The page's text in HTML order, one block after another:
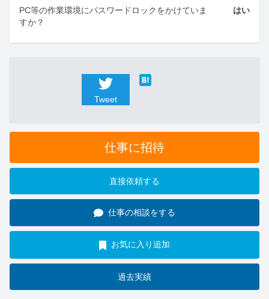
PC等の作業環境にパスワードロックをかけていま
すか？
はい
Tweet
仕事に招待
直接依頼する
仕事の相談をする
お気に入り追加
過去実績